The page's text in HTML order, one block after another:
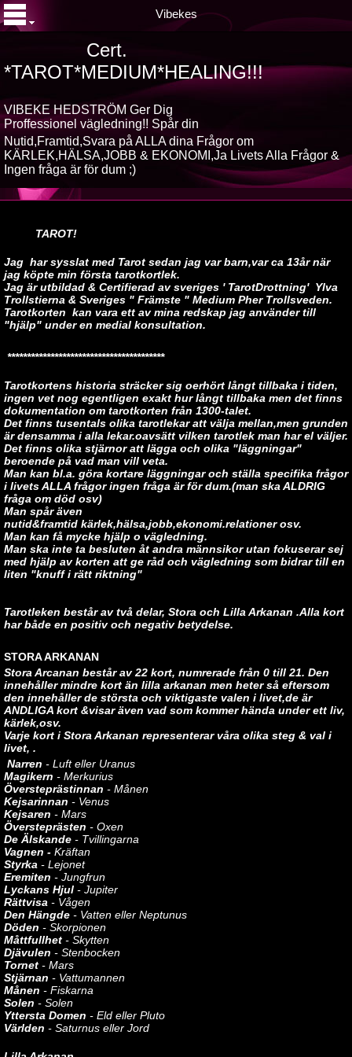
Cert.
*TAROT*MEDIUM*HEALING!!!
VIBEKE HEDSTRÖM Ger Dig
Proffessionel vägledning!! Spår din
Nutid,Framtid,Svara på ALLA dina Frågor om
KÄRLEK,HÄLSA,JOBB & EKONOMI,Ja Livets Alla Frågor &
Ingen fråga är för dum ;)
Vibekes
TAROT!
Jag har sysslat med Tarot sedan jag var barn,var ca 13år när
jag köpte min första tarotkortlek.
Jag är utbildad & Certifierad av sveriges ' TarotDrottning' Ylva
Trollstierna & Sveriges " Främste " Medium Pher Trollsveden.
Tarotkorten kan vara ett av mina redskap jag använder till
"hjälp" under en medial konsultation.
****************************************
Tarotkortens historia sträcker sig oerhört långt tillbaka i tiden,
ingen vet nog egentligen exakt hur långt tillbaka men det finns
dokumentation om tarotkorten från 1300-talet.
Det finns tusentals olika tarotlekar att välja mellan,men grunden
är densamma i alla lekar.oavsätt vilken tarotlek man har el väljer.
Det finns olika stjärnor att lägga och olika "läggningar"
beroende på vad man vill veta.
Man kan bl.a. göra kortare läggningar och ställa specifika frågor
i livets ALLA frågor ingen fråga är för dum.(man ska ALDRIG
fråga om död osv)
Man spår även
nutid&framtid kärlek,hälsa,jobb,ekonomi.relationer osv.
Man kan få mycke hjälp o vägledning.
Man ska inte ta besluten åt andra männsikor utan fokuserar sej
med hjälp av korten att ge råd och vägledning som bidrar till en
liten "knuff i rätt riktning"
Tarotleken består av två delar, Stora och Lilla Arkanan .Alla kort
har både en positiv och negativ betydelse.
STORA ARKANAN
Stora Arcanan består av 22 kort, numrerade från 0 till 21. Den
innehåller mindre kort än lilla arkanan men heter så eftersom
den innehåller de största och viktigaste valen i livet,de är
ANDLIGA kort &visar även vad som kommer hända under ett liv,
kärlek,osv.
Varje kort i Stora Arkanan representerar våra olika steg & val i
livet, .
Narren - Luft eller Uranus
Magikern - Merkurius
Översteprästinnan - Månen
Kejsarinnan - Venus
Kejsaren - Mars
Översteprästen - Oxen
De Älskande - Tvillingarna
Vagnen - Kräftan
Styrka - Lejonet
Eremiten - Jungfrun
Lyckans Hjul - Jupiter
Rättvisa - Vågen
Den Hängde - Vatten eller Neptunus
Döden - Skorpionen
Måttfullhet - Skytten
Djävulen - Stenbocken
Tornet - Mars
Stjärnan - Vattumannen
Månen - Fiskarna
Solen - Solen
Yttersta Domen - Eld eller Pluto
Världen - Saturnus eller Jord